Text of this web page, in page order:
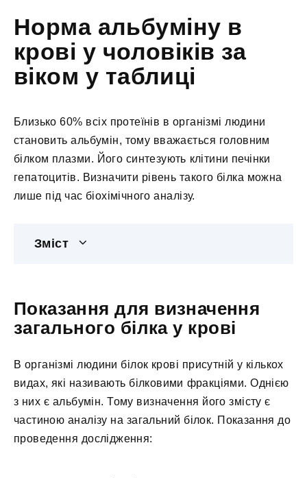
Норма альбуміну в
крові у чоловіків за
віком у таблиці
Близько 60% всіх протеїнів в організмі людини
становить альбумін, тому вважається головним
білком плазми. Його синтезують клітини печінки
гепатоцитів. Визначити рівень такого білка можна
лише під час біохімічного аналізу.
Зміст
Показання для визначення
загального білка у крові
В організмі людини білок крові присутній у кількох
видах, які називають білковими фракціями. Однією
з них є альбумін. Тому визначення його змісту є
частиною аналізу на загальний білок. Показання до
проведення дослідження: